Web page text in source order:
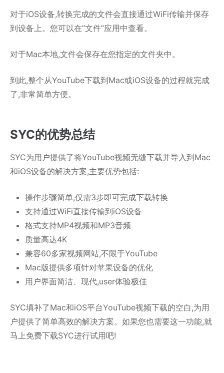
对于iOS设备,转换完成的文件会直接通过WiFi传输并保存
到设备上。您可以在”文件”应用中查看。
对于Mac本地,文件会保存在您指定的文件夹中。
到此,整个从YouTube下载到Mac或iOS设备的过程就完成
了,非常简单方便。
SYC的优势总结
SYC为用户提供了将YouTube视频无缝下载并导入到Mac
和iOS设备的解决方案,主要优势包括:
操作步骤简单,仅需3步即可完成下载转换
支持通过WiFi直接传输到iOS设备
格式支持MP4视频和MP3音频
质量高达4K
兼容60多家视频网站,不限于YouTube
Mac版提供多项针对苹果设备的优化
用户界面简洁、现代,user体验极佳
SYC填补了Mac和iOS平台YouTube视频下载的空白,为用
户提供了简单高效的解决方案。如果您也需要这一功能,就
马上免费下载SYC进行试用吧!